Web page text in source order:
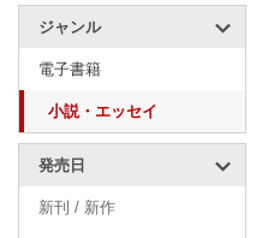
ジャンル
電子書籍
小説・エッセイ
発売日
新刊 / 新作